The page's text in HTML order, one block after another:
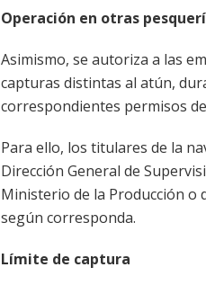
Operación en otras
Asimismo, se autoriza a las
capturas distintas al atún,
correspondientes permisos
Para ello, los titulares de la
Dirección General de
Ministerio de la Producción o
según corresponda.
Límite de captura